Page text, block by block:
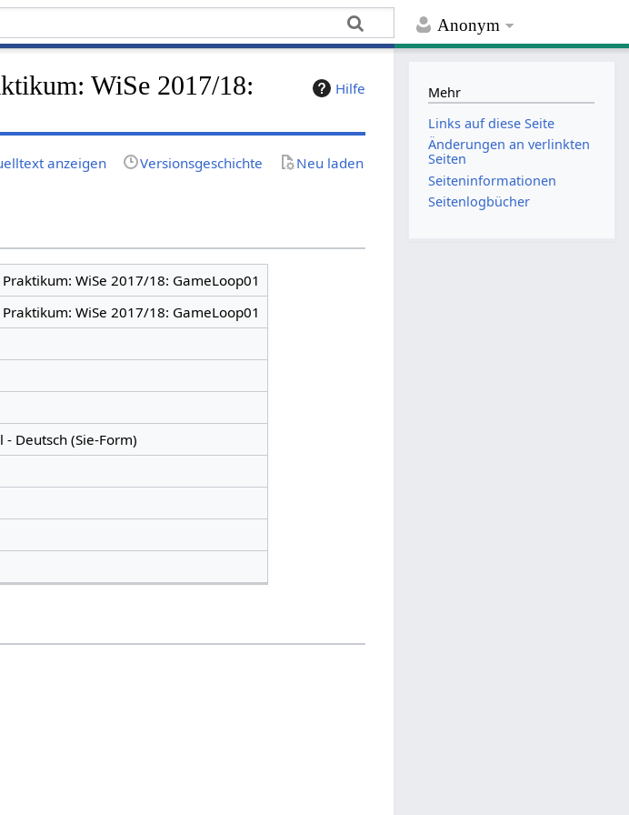
Anonym
Hilfe
WiSe 2017/18:
anzeigen Versionsgeschichte Neu laden
WiSe 2017/18: GameLoop01
WiSe 2017/18: GameLoop01
Deutsch (Sie-Form)
Mehr
Links auf diese Seite
Änderungen an verlinkten
Seiten
Seiten­­informationen
Seitenlogbücher